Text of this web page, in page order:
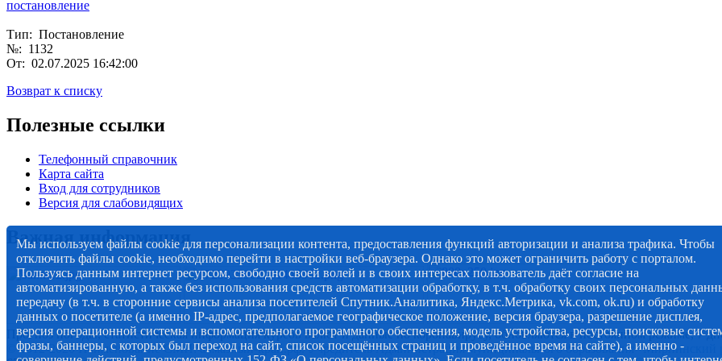
постановление
Тип: Постановление
№: 1132
От: 02.07.2025 16:42:00
Возврат к списку
Полезные ссылки
Телефонный справочник
Карта сайта
Вход для сотрудников
Версия для слабовидящих
Важная информация
Прогноз погоды, статистическая информация курсов валют и данные по коронавирусу, обновляются в постоянном режиме, 7
© 2012-2020 Наименование СМИ: алмазный-край.рф. Учредитель Администрация муниципального образования "Мирнинский
Мы используем файлы cookie для персонализации контента, предоставления функций авторизации и анализа трафика. Чтобы
отключить файлы cookie, необходимо перейти в настройки веб-браузера. Однако это может ограничить работу с порталом.
Пользуясь данным интернет ресурсом, свободно своей волей и в своих интересах пользователь даёт согласие на
автоматизированную, а также без использования средств автоматизации обработку, в т.ч. обработку своих персональных
передачу (в т.ч. в сторонние сервисы анализа посетителей Спутник.Аналитика, Яндекс.Метрика, vk.com, ok.ru) и обработку
данных о посетителе (а именно IP-адрес, предполагаемое географическое положение, версия браузера, разрешение дисплея,
версия операционной системы и вспомогательного программного обеспечения, модель устройства, ресурсы, поисковые
фразы, баннеры, с которых был переход на сайт, список посещённых страниц и проведённое время на сайте), а именно -